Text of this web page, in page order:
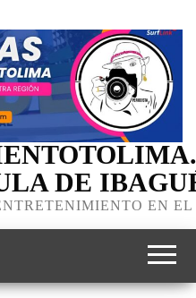
DE
EN